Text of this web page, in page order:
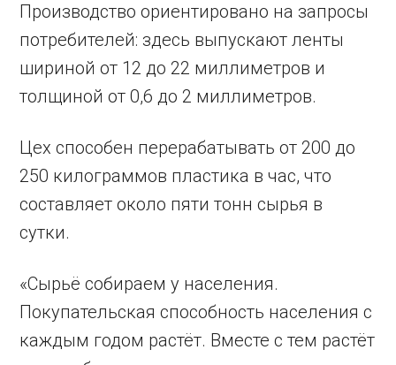
Производство ориентировано на запросы
потребителей: здесь выпускают ленты
шириной от 12 до 22 миллиметров и
толщиной от 0,6 до 2 миллиметров.
Цех способен перерабатывать от 200 до
250 килограммов пластика в час, что
составляет около пяти тонн сырья в
сутки.
«Сырьё собираем у населения.
Покупательская способность населения с
каждым годом растёт. Вместе с тем растёт